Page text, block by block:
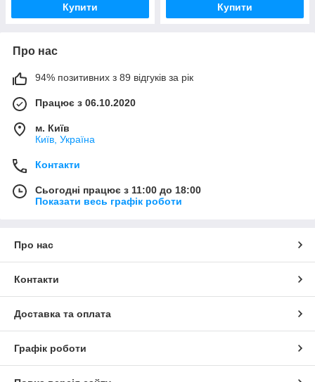
Купити Купити
Про нас
94% позитивних з 89 відгуків за рік
Працює з 06.10.2020
м. Київ
Київ, Україна
Контакти
Сьогодні працює з 11:00 до 18:00
Показати весь графік роботи
Про нас
Контакти
Доставка та оплата
Графік роботи